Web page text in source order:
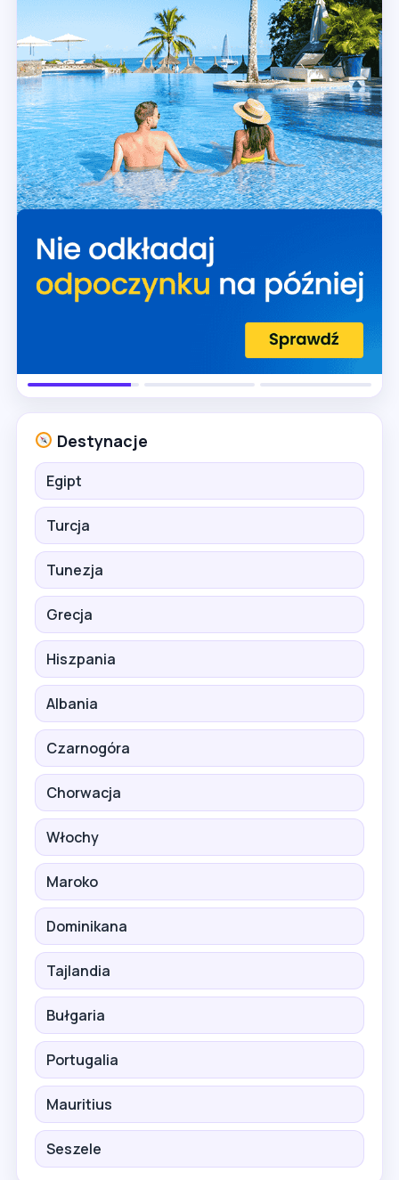
Destynacje
Egipt
Turcja
Tunezja
Grecja
Hiszpania
Albania
Czarnogóra
Chorwacja
Włochy
Maroko
Dominikana
Tajlandia
Bułgaria
Portugalia
Mauritius
Seszele